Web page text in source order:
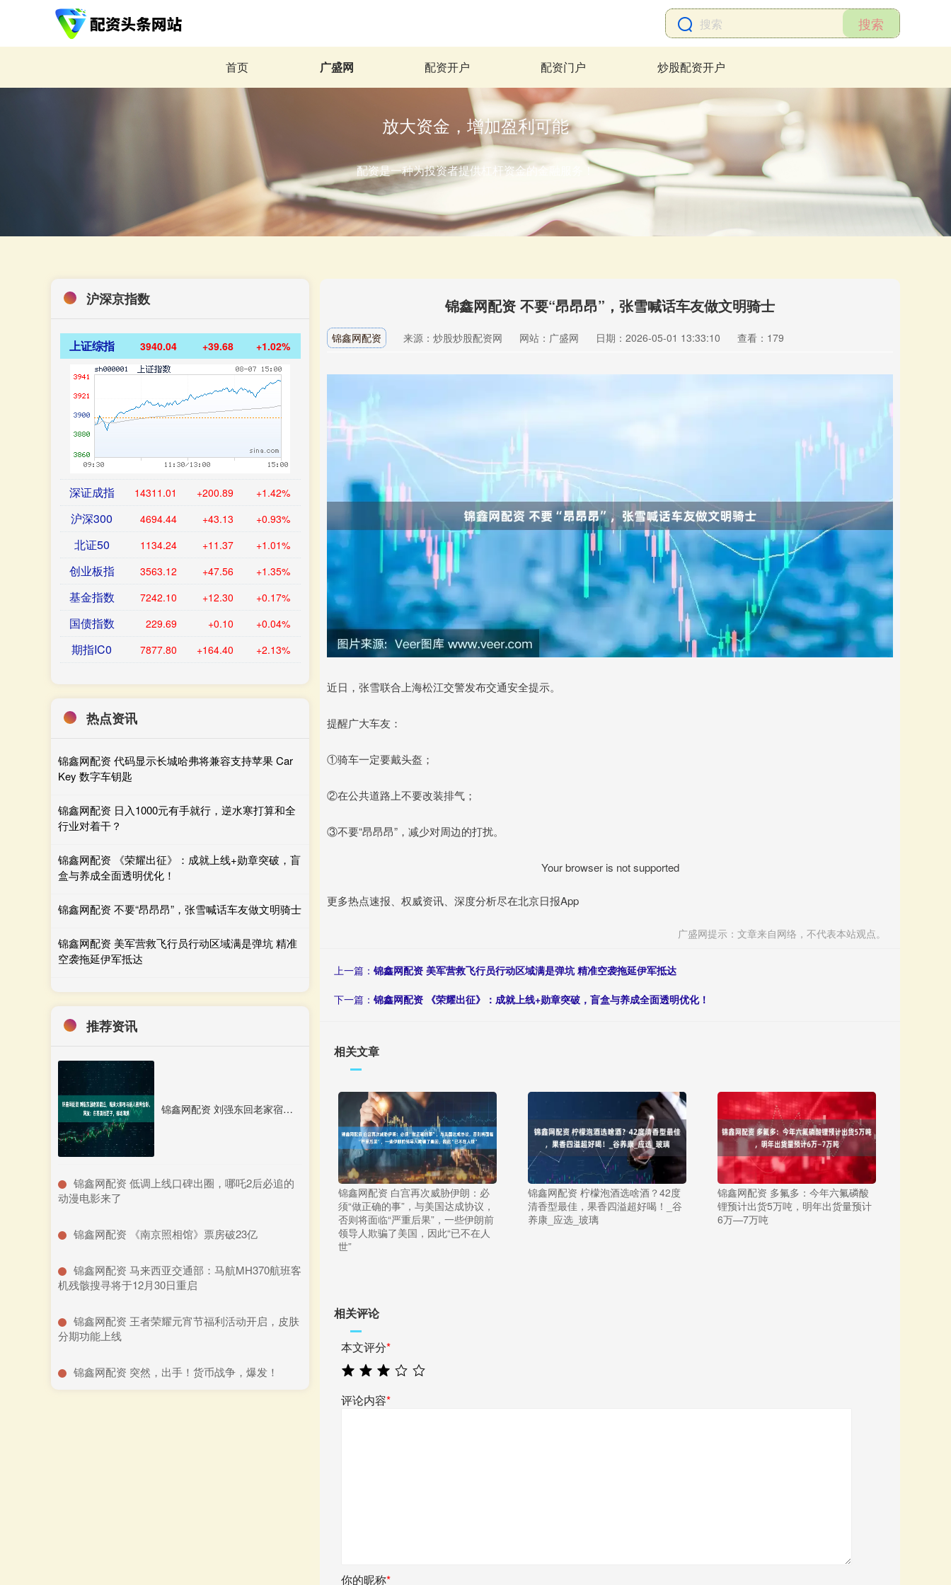
搜索
首页 广盛网 配资开户 配资门户 炒股配资开户
放大资金，增加盈利可能
配资是一种为投资者提供杠杆资金的金融服务！
锦鑫网配资 不要“昂昂昂”，张雪喊话车友做文明骑士
锦鑫网配资 来源：炒股炒股配资网 网站：广盛网 日期：2026-05-01 13:33:10 查看：179
近日，张雪联合上海松江交警发布交通安全提示。
提醒广大车友：
①骑车一定要戴头盔；
②在公共道路上不要改装排气；
③不要“昂昂昂”，减少对周边的打扰。
Your browser is not supported
更多热点速报、权威资讯、深度分析尽在北京日报App
广盛网提示：文章来自网络，不代表本站观点。
上一篇： 锦鑫网配资 美军营救飞行员行动区域满是弹坑 精准空袭拖延伊军抵达
下一篇： 锦鑫网配资 《荣耀出征》：成就上线+勋章突破，盲盒与养成全面透明优化！
相关文章
锦鑫网配资 白宫再次威胁伊朗：必
须“做正确的事”，与美国达成协议，
否则将面临“严重后果”，一些伊朗前
领导人欺骗了美国，因此“已不在人
世”
锦鑫网配资 柠檬泡酒选啥酒？42度
清香型最佳，果香四溢超好喝！_谷
养康_应选_玻璃
锦鑫网配资 多氟多：今年六氟磷酸
锂预计出货5万吨，明年出货量预计
6万—7万吨
相关评论
本文评分*
评论内容*
你的昵称*
沪深京指数
上证综指 3940.04 +39.68 +1.02%
深证成指 14311.01 +200.89 +1.42%
沪深300 4694.44 +43.13 +0.93%
北证50 1134.24 +11.37 +1.01%
创业板指 3563.12 +47.56 +1.35%
基金指数 7242.10 +12.30 +0.17%
国债指数 229.69 +0.10 +0.04%
期指IC0 7877.80 +164.40 +2.13%
热点资讯
锦鑫网配资 代码显示长城哈弗将兼容支持苹果 Car
Key 数字车钥匙
锦鑫网配资 日入1000元有手就行，逆水寒打算和全
行业对着干？
锦鑫网配资 《荣耀出征》：成就上线+勋章突破，盲
盒与养成全面透明优化！
锦鑫网配资 不要“昂昂昂”，张雪喊话车友做文明骑士
锦鑫网配资 美军营救飞行员行动区域满是弹坑 精准
空袭拖延伊军抵达
推荐资讯
锦鑫网配资 刘强东回老家宿迁，现身大排档与路人搂肩合影，网友：东哥真给面子，排场满满
​锦鑫网配资 低调上线口碑出圈，哪吒2后必追的
动漫电影来了
​锦鑫网配资 《南京照相馆》票房破23亿
​锦鑫网配资 马来西亚交通部：马航MH370航班客
机残骸搜寻将于12月30日重启
​锦鑫网配资 王者荣耀元宵节福利活动开启，皮肤
分期功能上线
​锦鑫网配资 突然，出手！货币战争，爆发！